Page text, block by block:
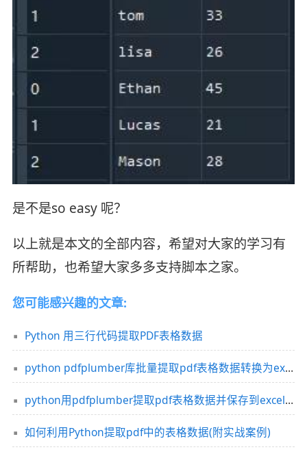
是不是so easy 呢？
以上就是本文的全部内容，希望对大家的学习有
所帮助，也希望大家多多支持脚本之家。
您可能感兴趣的文章:
Python 用三行代码提取PDF表格数据
python pdfplumber库批量提取pdf表格数据转换为excel
python用pdfplumber提取pdf表格数据并保存到excel文件中
如何利用Python提取pdf中的表格数据(附实战案例)